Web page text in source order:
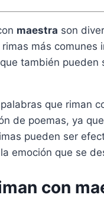
maestra son
más comunes
también
que riman
de poemas, ya
pueden ser
emoción que se
con